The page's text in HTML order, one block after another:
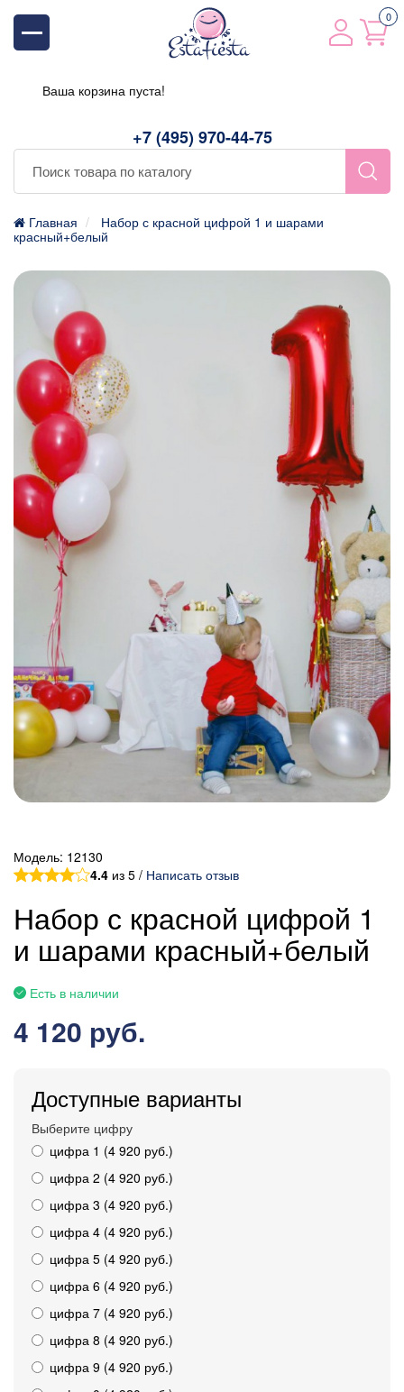
+7 (495) 970-44-75
0
Ваша корзина пуста!
Главная
Набор с красной цифрой 1 и шарами
красный+белый
Модель: 12130
4.4 из 5 / Написать отзыв
Набор с красной цифрой 1
и шарами красный+белый
Есть в наличии
4 120 руб.
Доступные варианты
Выберите цифру
цифра 1 (4 920 руб.)
цифра 2 (4 920 руб.)
цифра 3 (4 920 руб.)
цифра 4 (4 920 руб.)
цифра 5 (4 920 руб.)
цифра 6 (4 920 руб.)
цифра 7 (4 920 руб.)
цифра 8 (4 920 руб.)
цифра 9 (4 920 руб.)